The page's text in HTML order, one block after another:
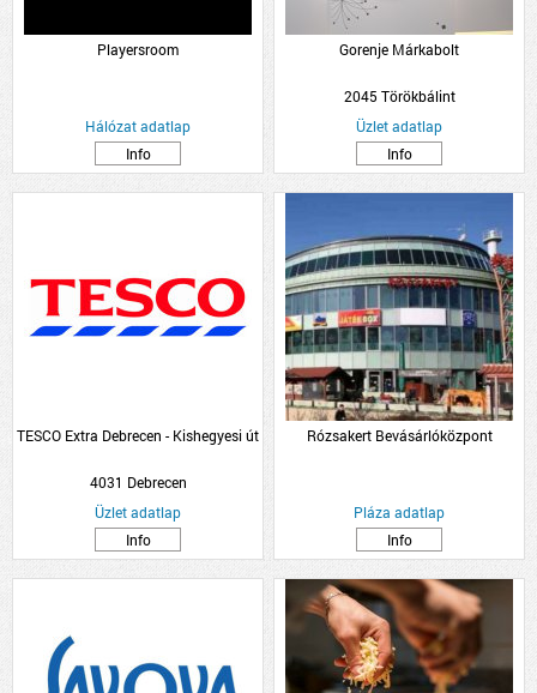
Playersroom
Hálózat adatlap
Info
Gorenje Márkabolt
2045 Törökbálint
Üzlet adatlap
Info
TESCO Extra Debrecen - Kishegyesi út
4031 Debrecen
Üzlet adatlap
Info
Rózsakert Bevásárlóközpont
Pláza adatlap
Info